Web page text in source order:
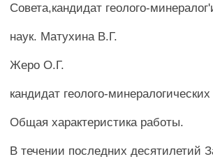
Совета,кандидат геолого-
наук. Матухина В.Г.
Жеро О.Г.
кандидат геолого-
Общая характеристика работы.
В течении последних десятилетий